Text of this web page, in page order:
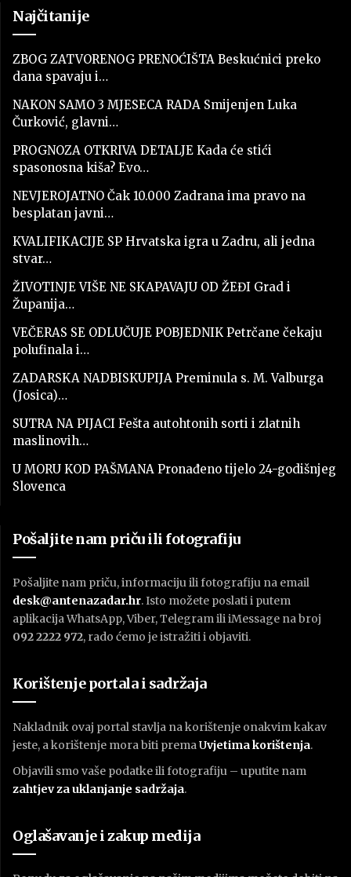
Najčitanije
ZBOG ZATVORENOG PRENOĆIŠTA Beskućnici preko
dana spavaju i…
NAKON SAMO 3 MJESECA RADA Smijenjen Luka
Čurković, glavni…
PROGNOZA OTKRIVA DETALJE Kada će stići
spasonosna kiša? Evo…
NEVJEROJATNO Čak 10.000 Zadrana ima pravo na
besplatan javni…
KVALIFIKACIJE SP Hrvatska igra u Zadru, ali jedna
stvar…
ŽIVOTINJE VIŠE NE SKAPAVAJU OD ŽEĐI Grad i
Županija…
VEČERAS SE ODLUČUJE POBJEDNIK Petrčane čekaju
polufinala i…
ZADARSKA NADBISKUPIJA Preminula s. M. Valburga
(Josica)…
SUTRA NA PIJACI Fešta autohtonih sorti i zlatnih
maslinovih…
U MORU KOD PAŠMANA Pronađeno tijelo 24-godišnjeg
Slovenca
Pošaljite nam priču ili fotografiju
Pošaljite nam priču, informaciju ili fotografiju na email
desk@antenazadar.hr. Isto možete poslati i putem
aplikacija WhatsApp, Viber, Telegram ili iMessage na broj
092 2222 972, rado ćemo je istražiti i objaviti.
Korištenje portala i sadržaja
Nakladnik ovaj portal stavlja na korištenje onakvim kakav
jeste, a korištenje mora biti premaUvjetima korištenja.
Objavili smo vaše podatke ili fotografiju – uputite nam
zahtjev za uklanjanje sadržaja.
Oglašavanje i zakup medija